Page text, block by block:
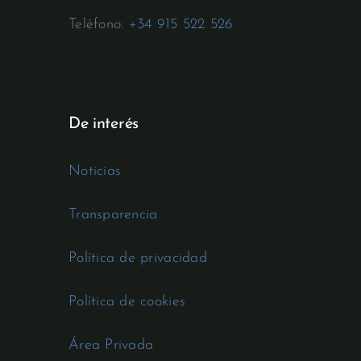
Teléfono: +34 915 522 526
De interés
Noticias
Transparencia
Política de privacidad
Política de cookies
Área Privada